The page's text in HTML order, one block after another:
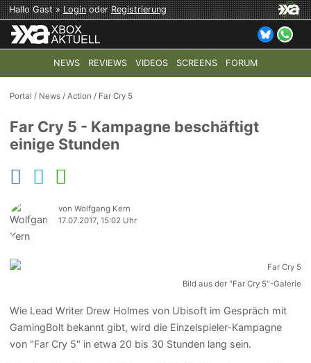
Hallo Gast »LoginoderRegistrierung
NEWS REVIEWS VIDEOS SCREENS FORUM
TOP-THEMEN: COD: MODERN WARFARE 4 HALO:
Portal / News /Action / Far Cry 5
Far Cry 5 - Kampagne beschäftigt
einige Stunden
von Wolfgang Kern
17.07.2017, 15:02 Uhr
Bild aus der "Far Cry 5"-Galerie
Wie Lead Writer Drew Holmes von Ubisoft im Gespräch mit
GamingBolt bekannt gibt, wird die Einzelspieler-Kampagne
von "Far Cry 5" in etwa 20 bis 30 Stunden lang sein.